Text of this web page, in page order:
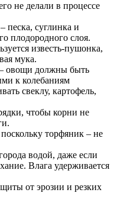
не делали в процессе
песка, суглинка и
плодородного слоя.
известь-пушонка,
мука.
овощи должны быть
к колебаниям
свеклу, картофель,
чтобы корни не
торфяник – не
водой, даже если
Влага удерживается
от эрозии и резких